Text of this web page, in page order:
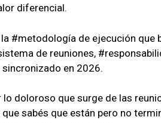
diferencial.
#metodología de ejecución que
de reuniones,
en 2026.
doloroso que surge de las
sabés que están pero no